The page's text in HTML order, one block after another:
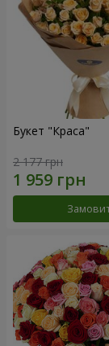
Букет "Краса"
2 177 грн